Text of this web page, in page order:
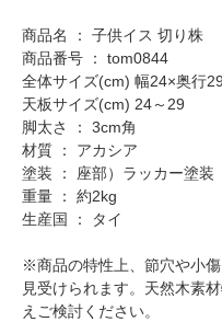
商品名 ： 子供イス 切り株
商品番号 ： tom0844
全体サイズ(cm) 幅24×奥行
天板サイズ(cm) 24～29
脚太さ ： 3cm角
材質 ： アカシア
塗装 ： 座部）ラッカー塗
重量 ： 約2kg
生産国 ： タイ
※商品の特性上、節穴や小
見受けられます。天然木素
えご検討ください。